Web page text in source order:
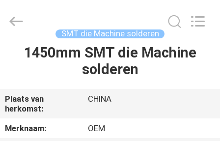
HUIS
ONGEVEER
ONS
Enterprise
Management
SMT die Machine solderen
1450mm SMT die Machine
solderen
Plaats van
herkomst:
CHINA
Merknaam:
OEM